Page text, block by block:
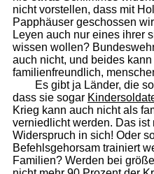
nicht vorstellen, dass mit
Papphäuser geschossen
Leyen auch nur eines ihrer
wissen wollen?
auch nicht, und beides
familienfreundlich,
Es gibt ja Länder, die
dass sie sogar
Krieg kann auch nicht als
verniedlicht werden. Das
Widerspruch in sich! Oder
Befehlsgehorsam trainiert
Familien? Werden bei